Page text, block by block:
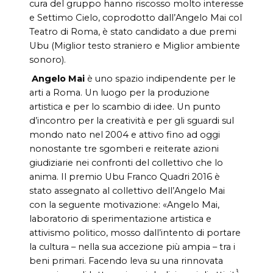
cura del gruppo hanno riscosso molto interesse
e Settimo Cielo, coprodotto dall’Angelo Mai col
Teatro di Roma, è stato candidato a due premi
Ubu (Miglior testo straniero e Miglior ambiente
sonoro).
Angelo Mai è uno spazio indipendente per le
arti a Roma. Un luogo per la produzione
artistica e per lo scambio di idee. Un punto
d’incontro per la creatività e per gli sguardi sul
mondo nato nel 2004 e attivo fino ad oggi
nonostante tre sgomberi e reiterate azioni
giudiziarie nei confronti del collettivo che lo
anima. Il premio Ubu Franco Quadri 2016 è
stato assegnato al collettivo dell’Angelo Mai
con la seguente motivazione: «Angelo Mai,
laboratorio di sperimentazione artistica e
attivismo politico, mosso dall’intento di portare
la cultura – nella sua accezione più ampia – tra i
beni primari. Facendo leva su una rinnovata